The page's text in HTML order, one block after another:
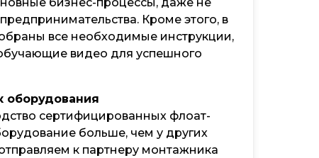
Кроме этого, в
все необходимые инструкции,
видео для успешного
оборудования
сертифицированных флоат-
больше, чем у других
к партнеру монтажника